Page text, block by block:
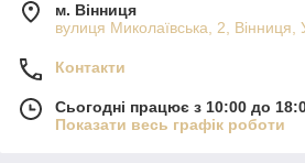
Інтернет-магазин Davani -головні
Шукаєте комфортний та якісний
допомогти вам в цьому! В онлайн-
великий асортимент різних моделей
м. Вінниця
вулиця Миколаївська, 2, Вінниця,
Контакти
Сьогодні працює з 10:00 до
Показати весь графік роботи